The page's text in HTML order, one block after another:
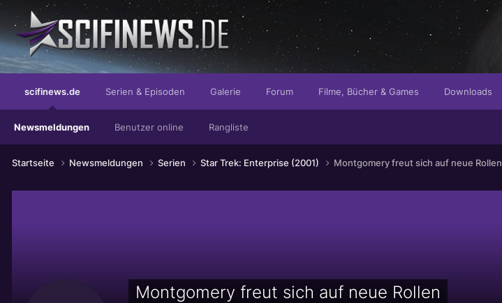
scifinews.de
Newsmeldungen Benutzer online Rangliste
Serien & Episoden Galerie Forum Filme, Bücher & Games Downloads
Startseite Newsmeldungen Serien Star Trek: Enterprise (2001) Montgomery freut sich auf neue Rollen
Montgomery freut sich auf neue Rollen